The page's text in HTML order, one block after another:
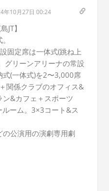
年10月27日 00:24
JT】
固定席は一体式(跳ね上
グリーンアリーナの常設
(一体式)を2〜3,000席
関係クラブのオフィス&
&カフェ＋スポーツ
ーム。3×3コート&ス
公演用の演劇専用劇